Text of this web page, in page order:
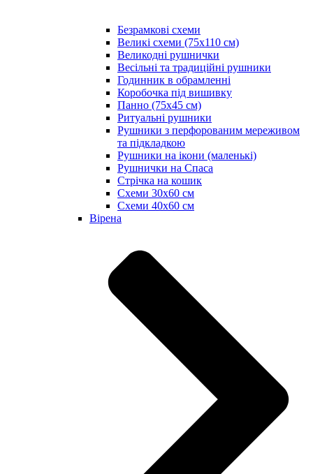
Безрамкові схеми
Великі схеми (75х110 см)
Великодні рушнички
Весільні та традиційні рушники
Годинник в обрамленні
Коробочка під вишивку
Панно (75х45 см)
Ритуальні рушники
Рушники з перфорованим мереживом
та підкладкою
Рушники на ікони (маленькі)
Рушнички на Спаса
Стрічка на кошик
Схеми 30х60 см
Схеми 40х60 см
Вірена